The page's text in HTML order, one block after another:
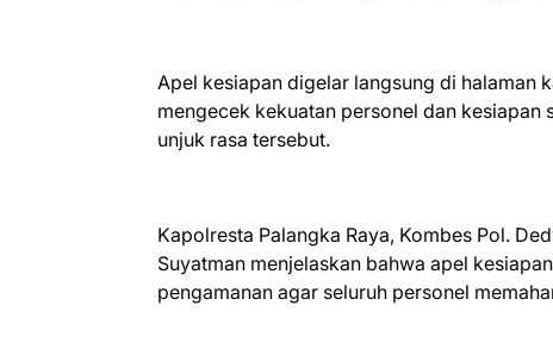
Apel kesiapan digelar langsung di halaman
mengecek kekuatan personel dan
unjuk rasa tersebut.
Kapolresta Palangka Raya, Kombes Pol.
Suyatman menjelaskan bahwa apel
pengamanan agar seluruh personel